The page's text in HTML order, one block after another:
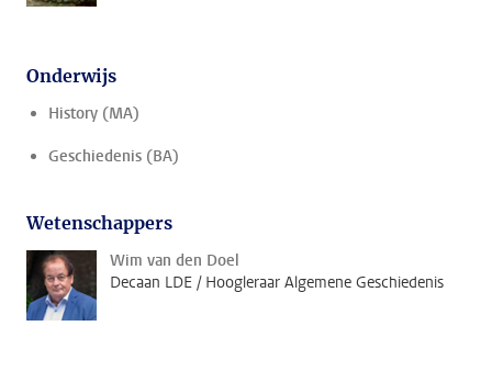
Onderwijs
History (MA)
Geschiedenis (BA)
Wetenschappers
Wim van den Doel
Decaan LDE / Hoogleraar Algemene Geschiedenis